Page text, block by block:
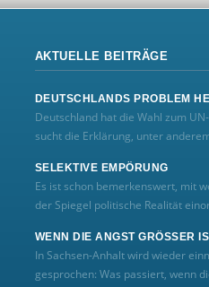
AKTUELLE BEITRÄGE
DEUTSCHLANDS PROBLEM
Deutschland hat die Wahl zum
sucht die Erklärung, unter
SELEKTIVE EMPÖRUNG
Es ist schon bemerkenswert, mit
der Spiegel politische Realität
WENN DIE ANGST GRÖSSER
In Sachsen-Anhalt wird wieder
gesprochen: Was passiert, wenn